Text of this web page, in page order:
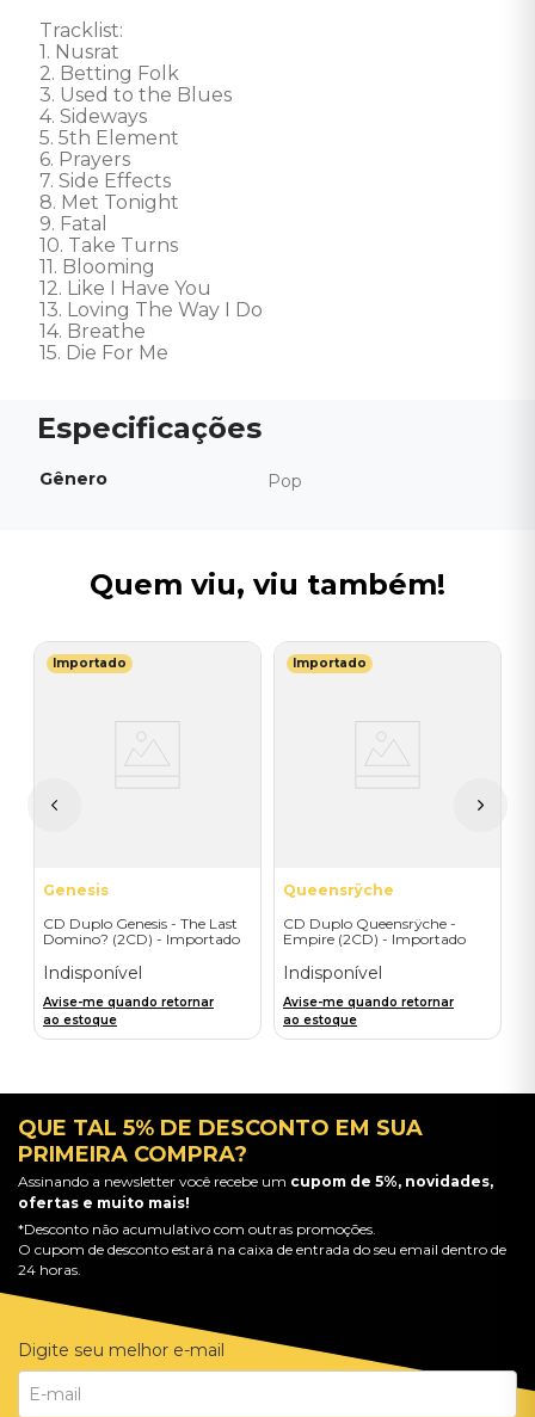
Tracklist:
1. Nusrat
2. Betting Folk
3. Used to the Blues
4. Sideways
5. 5th Element
6. Prayers
7. Side Effects
8. Met Tonight
9. Fatal
10. Take Turns
11. Blooming
12. Like I Have You
13. Loving The Way I Do
14. Breathe
15. Die For Me
Gênero Pop
Quem viu, viu também!
Importado
Genesis
CD Duplo Genesis - The Last
Domino? (2CD) - Importado
Indisponível
Avise-me quando retornar
ao estoque
Importado
Queensrÿche
CD Duplo Queensrÿche -
Empire (2CD) - Importado
Indisponível
Avise-me quando retornar
ao estoque
QUE TAL 5% DE DESCONTO EM SUA
PRIMEIRA COMPRA?
Assinando a newsletter você recebe um cupom de 5%, novidades,
ofertas e muito mais!
*Desconto não acumulativo com outras promoções.
O cupom de desconto estará na caixa de entrada do seu email dentro de
24 horas.
Digite seu melhor e-mail